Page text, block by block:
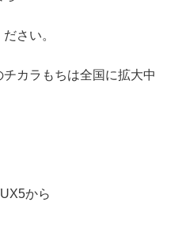
さい。
カラもちは全国に拡大中
から